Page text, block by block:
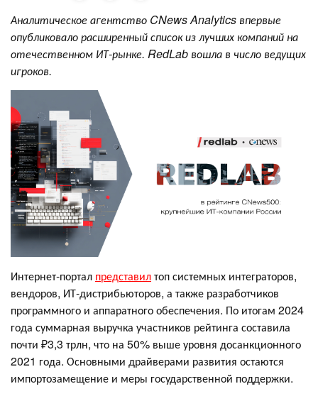
Аналитическое агентство CNews Analytics впервые
опубликовало расширенный список из лучших компаний на
отечественном ИТ-рынке. RedLab вошла в число ведущих
игроков.
Интернет-портал представилтоп системных интеграторов,
вендоров, ИТ-дистрибьюторов, а также разработчиков
программного и аппаратного обеспечения. По итогам 2024
года суммарная выручка участников рейтинга составила
почти ₽3,3 трлн, что на 50% выше уровня досанкционного
2021 года. Основными драйверами развития остаются
импортозамещение и меры государственной поддержки.